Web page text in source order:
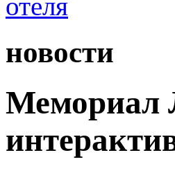
новости
Мемориал